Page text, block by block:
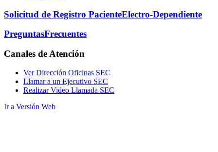
Solicitud de Registro PacienteElectro-Dependiente
PreguntasFrecuentes
Canales de Atención
Ver Dirección Oficinas SEC
Llamar a un Ejecutivo SEC
Realizar Video Llamada SEC
Ir a Versión Web